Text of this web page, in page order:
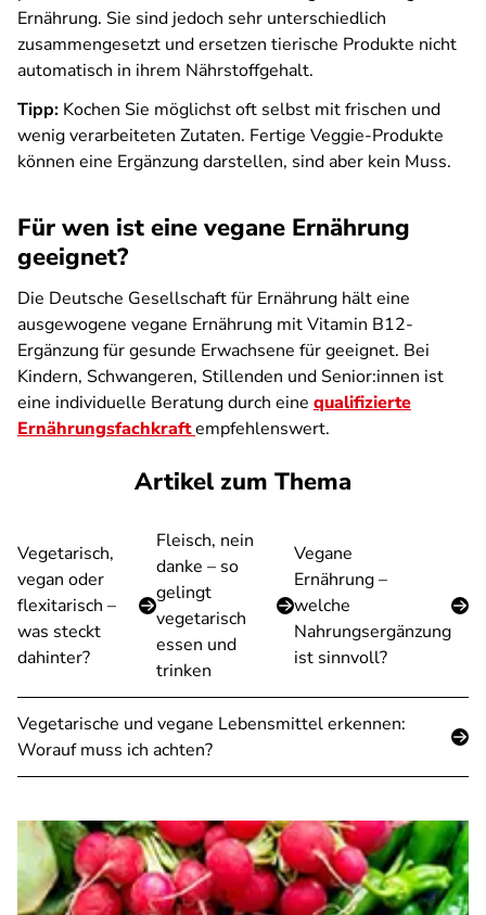
Ernährung. Sie sind jedoch sehr unterschiedlich
zusammengesetzt und ersetzen tierische Produkte nicht
automatisch in ihrem Nährstoffgehalt.
Tipp: Kochen Sie möglichst oft selbst mit frischen und
wenig verarbeiteten Zutaten. Fertige Veggie-Produkte
können eine Ergänzung darstellen, sind aber kein Muss.
Für wen ist eine vegane Ernährung
geeignet?
Die Deutsche Gesellschaft für Ernährung hält eine
ausgewogene vegane Ernährung mit Vitamin B12-
Ergänzung für gesunde Erwachsene für geeignet. Bei
Kindern, Schwangeren, Stillenden und Senior:innen ist
eine individuelle Beratung durch eine qualifizierte
Ernährungsfachkraftempfehlenswert.
Artikel zum Thema
Vegetarisch,
vegan oder
flexitarisch –
was steckt
dahinter?
Fleisch, nein
danke – so
gelingt
vegetarisch
essen und
trinken
Vegane
Ernährung –
welche
Nahrungsergänzung
ist sinnvoll?
Vegetarische und vegane Lebensmittel erkennen:
Worauf muss ich achten?